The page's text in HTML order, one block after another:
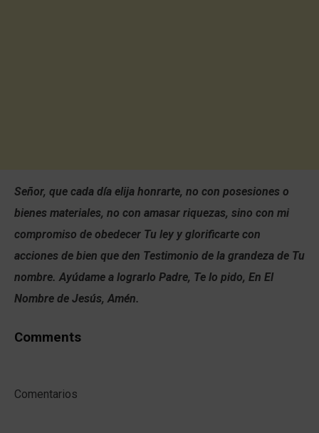
Señor, que cada día elija honrarte, no con posesiones o
bienes materiales, no con amasar riquezas, sino con mi
compromiso de obedecer Tu ley y glorificarte con
acciones de bien que den Testimonio de la grandeza de Tu
nombre. Ayúdame a lograrlo Padre, Te lo pido, En El
Nombre de Jesús, Amén.
Comments
Comentarios